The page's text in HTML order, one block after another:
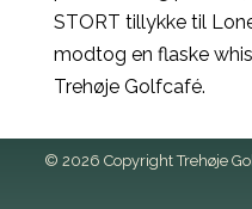
STORT tillykke til
modtog en flaske
Trehøje Golfcafé.
© 2026 Copyright Trehøje